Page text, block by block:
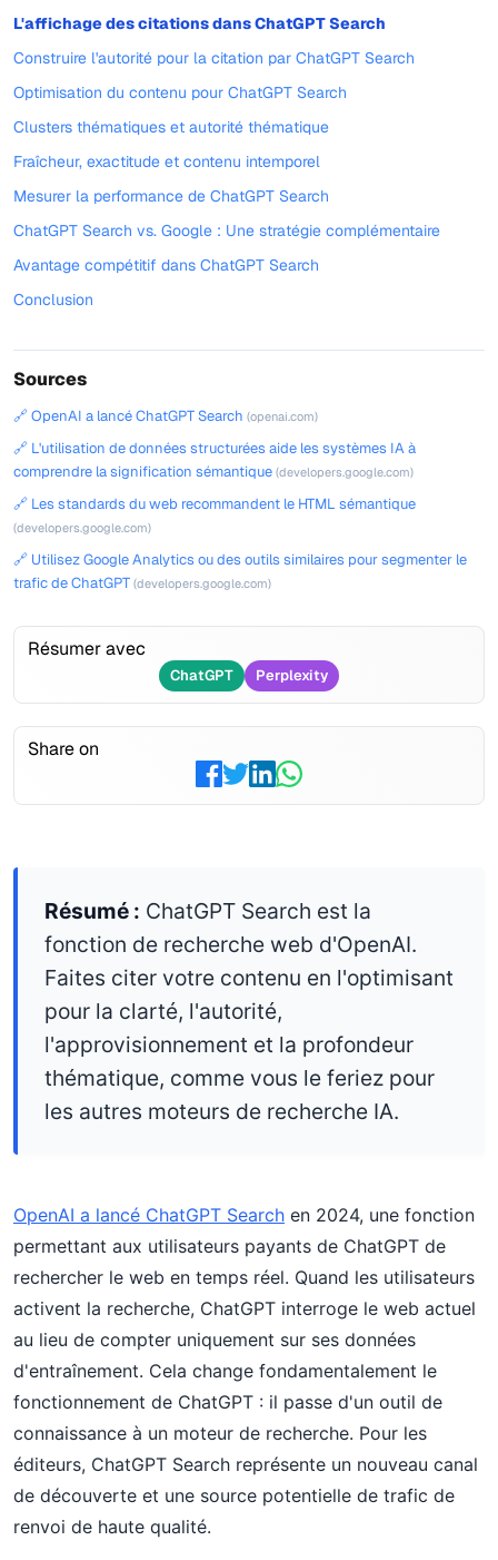
L'affichage des citations dans ChatGPT Search
Construire l'autorité pour la citation par ChatGPT Search
Optimisation du contenu pour ChatGPT Search
Clusters thématiques et autorité thématique
Fraîcheur, exactitude et contenu intemporel
Mesurer la performance de ChatGPT Search
ChatGPT Search vs. Google : Une stratégie complémentaire
Avantage compétitif dans ChatGPT Search
Conclusion
Sources
🔗 OpenAI a lancé ChatGPT Search (openai.com)
🔗 L'utilisation de données structurées aide les systèmes IA à
comprendre la signification sémantique (developers.google.com)
🔗 Les standards du web recommandent le HTML sémantique
(developers.google.com)
🔗 Utilisez Google Analytics ou des outils similaires pour segmenter le
trafic de ChatGPT (developers.google.com)
Résumer avec
ChatGPT Perplexity
Share on
Résumé : ChatGPT Search est la
fonction de recherche web d'OpenAI.
Faites citer votre contenu en l'optimisant
pour la clarté, l'autorité,
l'approvisionnement et la profondeur
thématique, comme vous le feriez pour
les autres moteurs de recherche IA.
OpenAI a lancé ChatGPT Search en 2024, une fonction
permettant aux utilisateurs payants de ChatGPT de
rechercher le web en temps réel. Quand les utilisateurs
activent la recherche, ChatGPT interroge le web actuel
au lieu de compter uniquement sur ses données
d'entraînement. Cela change fondamentalement le
fonctionnement de ChatGPT : il passe d'un outil de
connaissance à un moteur de recherche. Pour les
éditeurs, ChatGPT Search représente un nouveau canal
de découverte et une source potentielle de trafic de
renvoi de haute qualité.